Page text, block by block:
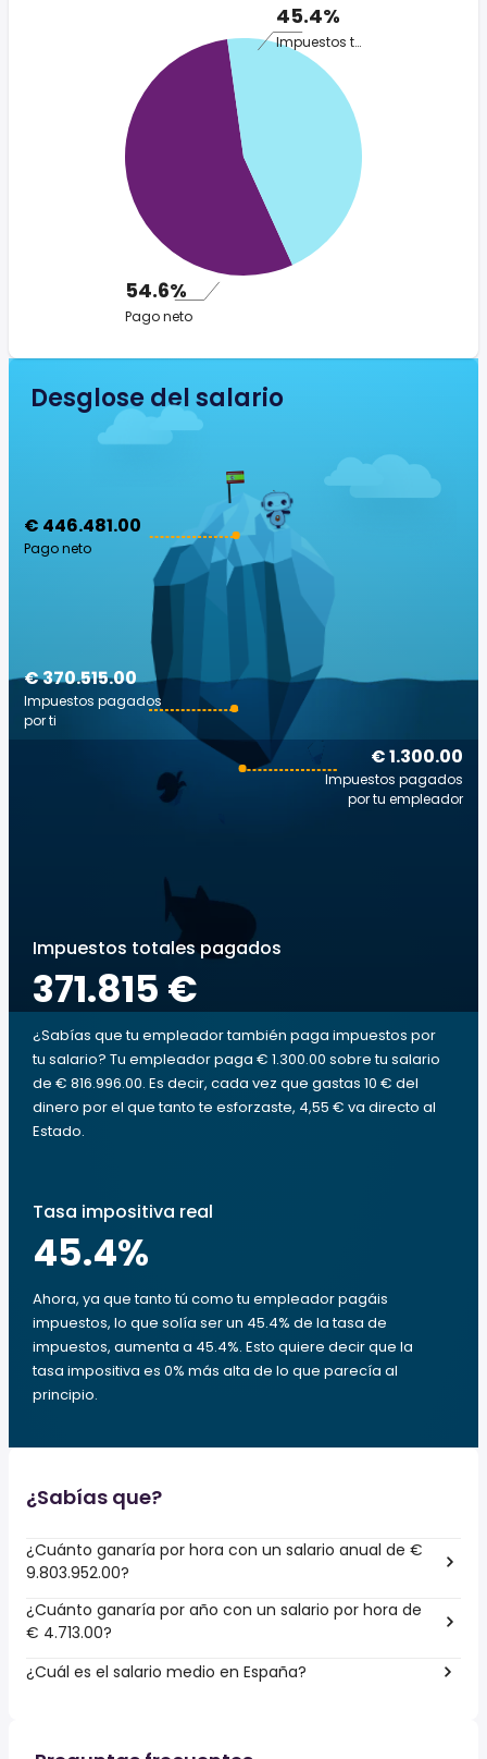
45.4%
Impuestos totales
54.6%
Pago neto
Desglose del salario
€ 446.481.00
Pago neto
€ 1.300.00
Impuestos pagados
por tu empleador
€ 370.515.00
Impuestos pagados
por ti
Impuestos totales pagados
371.815 €
¿Sabías que tu empleador también paga impuestos por
tu salario? Tu empleador paga € 1.300.00 sobre tu salario
de € 816.996.00. Es decir, cada vez que gastas 10 € del
dinero por el que tanto te esforzaste, 4,55 € va directo al
Estado.
Tasa impositiva real
45.4%
Ahora, ya que tanto tú como tu empleador pagáis
impuestos, lo que solía ser un 45.4% de la tasa de
impuestos, aumenta a 45.4%. Esto quiere decir que la
tasa impositiva es 0% más alta de lo que parecía al
principio.
¿Sabías que?
¿Cuánto ganaría por hora con un salario anual de €
9.803.952.00?
¿Cuánto ganaría por año con un salario por hora de
€ 4.713.00?
¿Cuál es el salario medio en España?